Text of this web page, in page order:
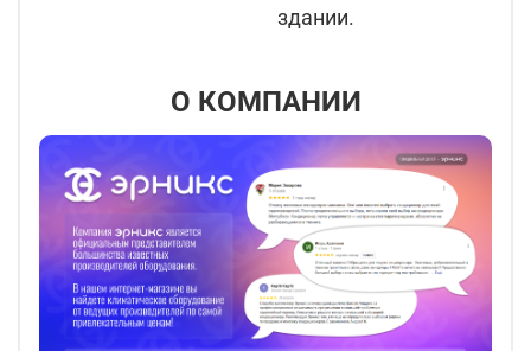
здании.
О КОМПАНИИ